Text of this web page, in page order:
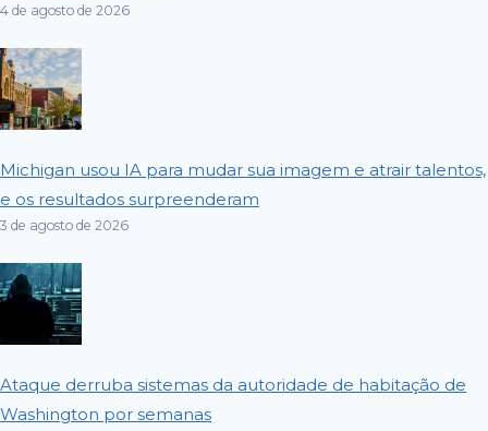
4 de agosto de 2026
Michigan usou IA para mudar sua imagem e atrair talentos,
e os resultados surpreenderam
3 de agosto de 2026
Ataque derruba sistemas da autoridade de habitação de
Washington por semanas